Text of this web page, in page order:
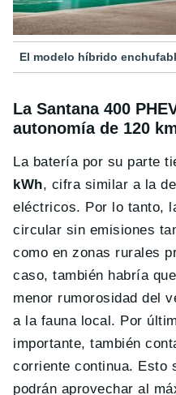
El modelo híbrido
La Santana 400
autonomía de 120
La batería por su parte
kWh, cifra similar a la
eléctricos. Por lo tanto,
circular sin emisiones
como en zonas rurales
caso, también habría
menor rumorosidad del
a la fauna local. Por
importante, también
corriente continua. Esto
podrán aprovechar al